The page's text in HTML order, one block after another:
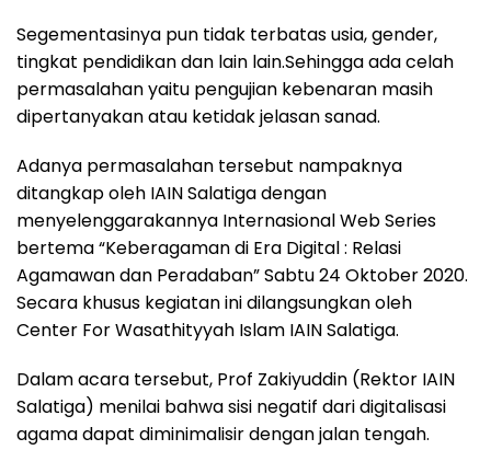
Segementasinya pun tidak terbatas usia, gender,
tingkat pendidikan dan lain lain.Sehingga ada celah
permasalahan yaitu pengujian kebenaran masih
dipertanyakan atau ketidak jelasan sanad.
Adanya permasalahan tersebut nampaknya
ditangkap oleh IAIN Salatiga dengan
menyelenggarakannya Internasional Web Series
bertema “Keberagaman di Era Digital : Relasi
Agamawan dan Peradaban” Sabtu 24 Oktober 2020.
Secara khusus kegiatan ini dilangsungkan oleh
Center For Wasathityyah Islam IAIN Salatiga.
Dalam acara tersebut, Prof Zakiyuddin (Rektor IAIN
Salatiga) menilai bahwa sisi negatif dari digitalisasi
agama dapat diminimalisir dengan jalan tengah.